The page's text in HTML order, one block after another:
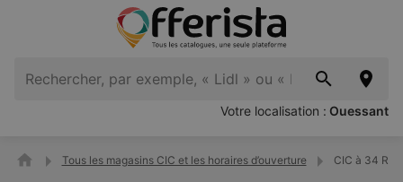
Votre localisation : Ouessant
Tous les magasins CIC et les horaires d’ouverture CIC à 34